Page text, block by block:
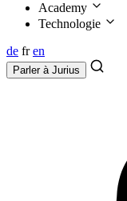
Academy
Technologie
de fr en
Parler à Jurius